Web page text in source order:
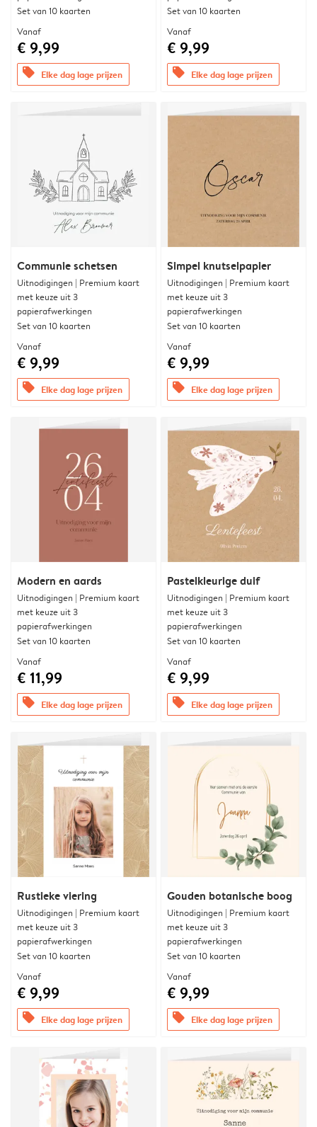
Set van 10 kaarten
Vanaf
€ 9,99
offers Elke dag lage prijzen
Set van 10 kaarten
Vanaf
€ 9,99
offers Elke dag lage prijzen
Communie schetsen
Uitnodigingen | Premium kaart
met keuze uit 3
papierafwerkingen
Set van 10 kaarten
Vanaf
€ 9,99
offers Elke dag lage prijzen
Simpel knutselpapier
Uitnodigingen | Premium kaart
met keuze uit 3
papierafwerkingen
Set van 10 kaarten
Vanaf
€ 9,99
offers Elke dag lage prijzen
Modern en aards
Uitnodigingen | Premium kaart
met keuze uit 3
papierafwerkingen
Set van 10 kaarten
Vanaf
€ 11,99
offers Elke dag lage prijzen
Pastelkleurige duif
Uitnodigingen | Premium kaart
met keuze uit 3
papierafwerkingen
Set van 10 kaarten
Vanaf
€ 9,99
offers Elke dag lage prijzen
Rustieke viering
Uitnodigingen | Premium kaart
met keuze uit 3
papierafwerkingen
Set van 10 kaarten
Vanaf
€ 9,99
offers Elke dag lage prijzen
Gouden botanische boog
Uitnodigingen | Premium kaart
met keuze uit 3
papierafwerkingen
Set van 10 kaarten
Vanaf
€ 9,99
offers Elke dag lage prijzen